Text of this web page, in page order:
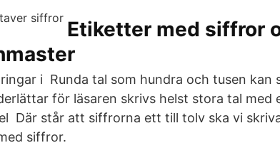
Etiketter med siffror
i Runda tal som hundra och tusen kan
för läsaren skrivs helst stora tal med
Där står att siffrorna ett till tolv ska vi
siffror.